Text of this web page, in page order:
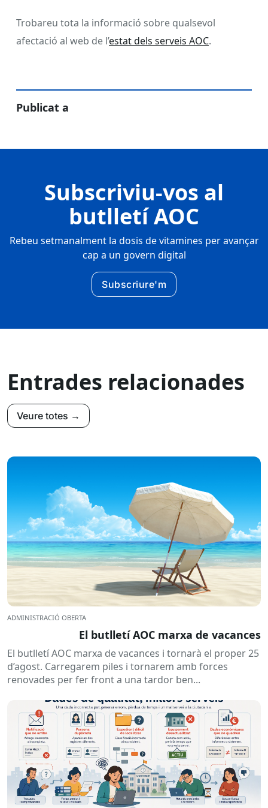
Trobareu tota la informació sobre qualsevol
afectació al web de l’estat dels serveis AOC.
Publicat a
Subscriviu-vos al
butlletí AOC
Rebeu setmanalment la dosis de vitamines per avançar
cap a un govern digital
Subscriure'm
Entrades relacionades
Veure totes →
ADMINISTRACIÓ OBERTA
El butlletí AOC marxa de vacances
El butlletí AOC marxa de vacances i tornarà el proper 25
d’agost. Carregarem piles i tornarem amb forces
renovades per fer front a una tardor ben...